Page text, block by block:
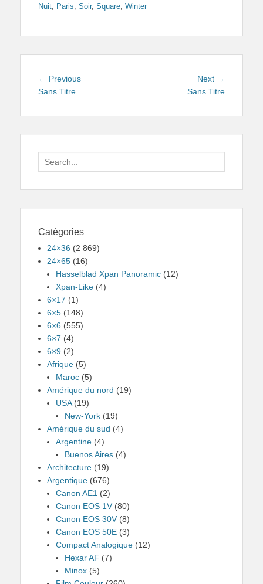
Nuit, Paris, Soir, Square, Winter
Navigation
de
← PreviousPrevious
Sans Titre
Next →
post:
Sans Titre
Search
for:
Catégories
24×36 (2 869)
24×65 (16)
Hasselblad Xpan Panoramic (12)
Xpan-Like (4)
6×17 (1)
6×5 (148)
6×6 (555)
6×7 (4)
6×9 (2)
Afrique (5)
Maroc (5)
Amérique du nord (19)
USA(19)
New-York (19)
Amérique du sud (4)
Argentine (4)
Buenos Aires (4)
Architecture (19)
Argentique (676)
Canon AE1 (2)
Canon EOS 1V (80)
Canon EOS 30V (8)
Canon EOS 50E (3)
Compact Analogique (12)
Hexar AF (7)
Minox (5)